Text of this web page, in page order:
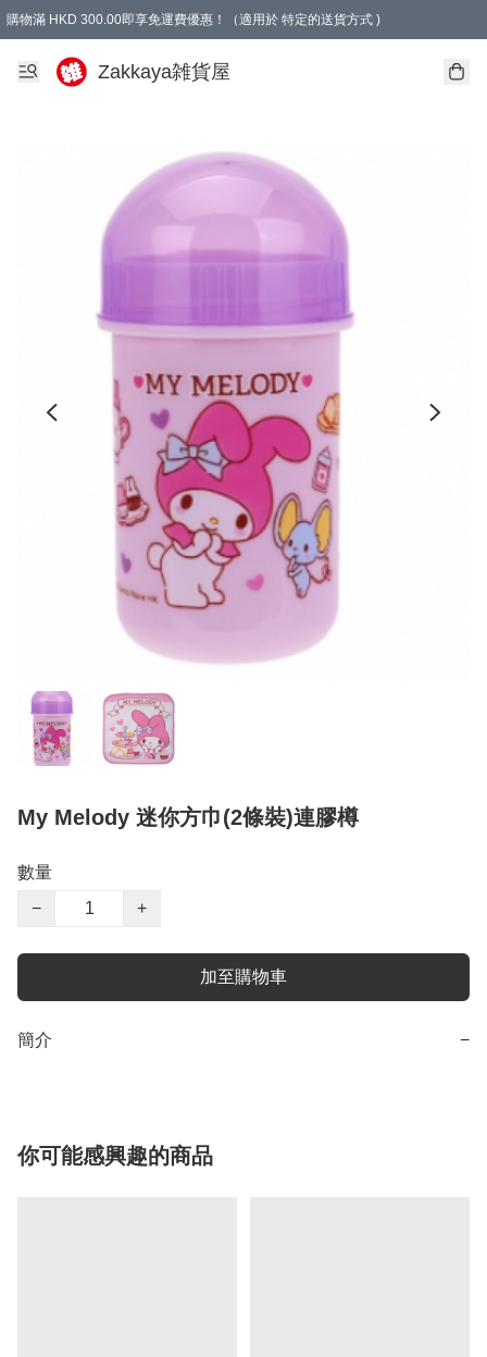
購物滿 HKD 300.00即享免運費優惠！（適用於 特定的送貨方式 )
Zakkaya雑貨屋
My Melody 迷你方巾(2條裝)連膠樽
數量
−
+
加至購物車
簡介 −
你可能感興趣的商品